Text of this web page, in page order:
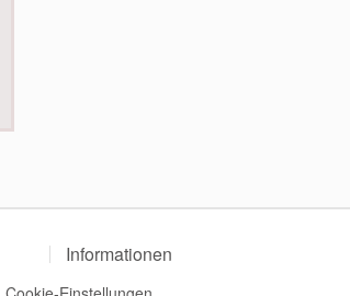
Informationen